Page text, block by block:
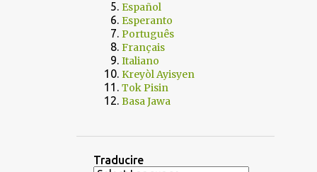
Español
Esperanto
Português
Français
Italiano
Kreyòl Ayisyen
Tok Pisin
Basa Jawa
Traducire